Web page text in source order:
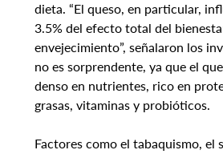
dieta. “El queso, en particular,
3.5% del efecto total del
envejecimiento”, señalaron los
no es sorprendente, ya que el
denso en nutrientes, rico en
grasas, vitaminas y probióticos.
Factores como el tabaquismo, el